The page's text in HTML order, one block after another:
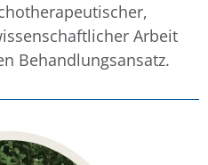
Arbeit
Behandlungsansatz.